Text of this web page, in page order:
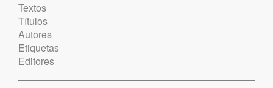
Textos
Títulos
Autores
Etiquetas
Editores